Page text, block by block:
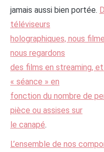
jamais aussi bien portée.
téléviseurs
holographiques, nous
nous regardons
des films en streaming,
« séance » en
fonction du nombre de
pièce ou assises sur
le canapé.
L’ensemble de nos